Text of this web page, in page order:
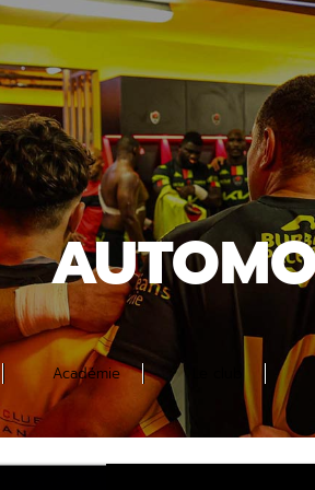
Académie